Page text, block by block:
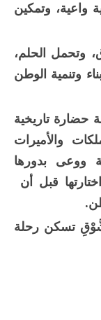
وتمكين
وتحمل الحلم،
وتنمية الوطن
تاريخية
والأميرات
ووعى بدورها
قبل أن
تسكن رحلة